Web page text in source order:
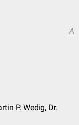
A
P. Wedig, Dr.